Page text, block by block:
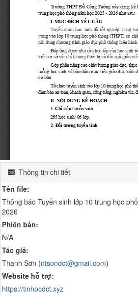
Thông tin chi tiết
Tên file:
Thông báo Tuyển sinh lớp 10 trung học
2026
Phiên bản:
N/A
Tác giả:
Thanh Sơn (ntsondct@gmail.com)
Website hỗ trợ:
https://tinhocdct.xyz